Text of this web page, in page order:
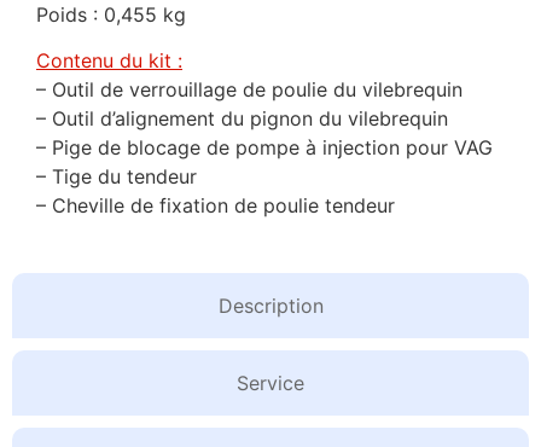
Description
Service
Poids : 0,455 kg
Contenu du kit :
– Outil de verrouillage de poulie du vilebrequin
– Outil d’alignement du pignon du vilebrequin
– Pige de blocage de pompe à injection pour VAG
– Tige du tendeur
– Cheville de fixation de poulie tendeur